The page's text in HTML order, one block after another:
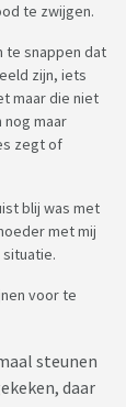
te zwijgen.
te snappen dat
zijn, iets
maar die niet
maar
zegt of
blij was met
met mij
voor te
steunen
daar